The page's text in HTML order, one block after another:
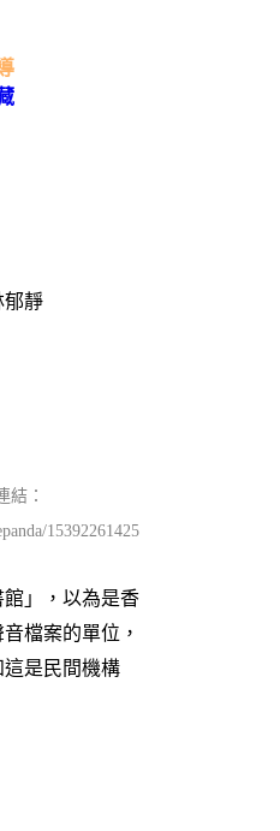
郁靜
結：
15392261425
」，以為是香
檔案的單位，
是民間機構